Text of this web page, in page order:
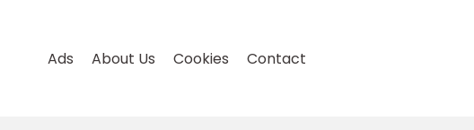
Ads About Us Cookies Contact